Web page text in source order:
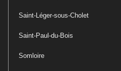
Saint-Léger-sous-Cholet
Saint-Paul-du-Bois
Somloire